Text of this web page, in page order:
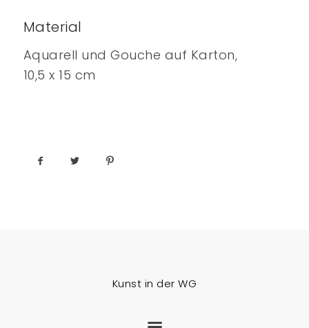
Material
Aquarell und Gouche auf Karton,
10,5 x 15 cm
Kunst in der WG